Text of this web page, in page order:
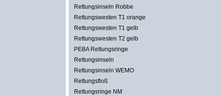
Rettungsinseln Robbe
Rettungswesten T1 orange
Rettungswesten T1 gelb
Rettungswesten T2 gelb
PEBA Rettungsringe
Rettungsinseln
Rettungsinseln WEMO
Rettungsfloß
Rettungsringe NM